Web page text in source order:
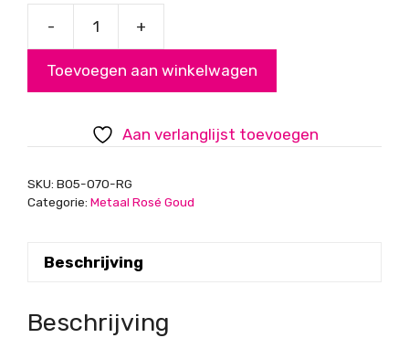
-
ring
DQ
Rose
aantal
+
Toevoegen aan winkelwagen
Aan verlanglijst toevoegen
SKU: B05-070-RG
Categorie: Metaal Rosé Goud
Beschrijving
Beschrijving